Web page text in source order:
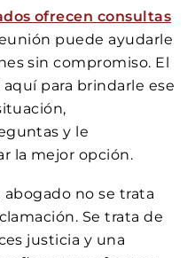
ofrecen consultas
puede ayudarle
sin compromiso. El
para brindarle ese
y le
la mejor opción.
no se trata
Se trata de
justicia y una